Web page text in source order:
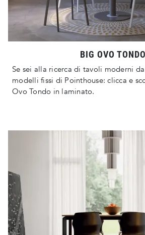
BIG OVO TONDO
Se sei alla ricerca di tavoli moderni
modelli fissi di Pointhouse: clicca e
Ovo Tondo in laminato.